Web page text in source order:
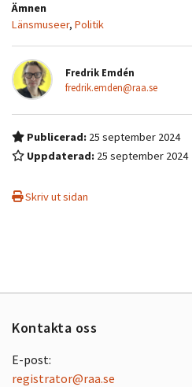
Ämnen
Länsmuseer, Politik
Fredrik Emdén
fredrik.emden@raa.se
Publicerad: 25 september 2024
Uppdaterad: 25 september 2024
Skriv ut sidan
Kontakta oss
E-post:
registrator@raa.se